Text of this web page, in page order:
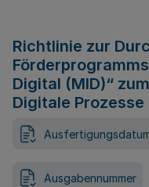
Richtlinie zur
Digital (MID)“
Digitale Prozesse
Ausgabennummer